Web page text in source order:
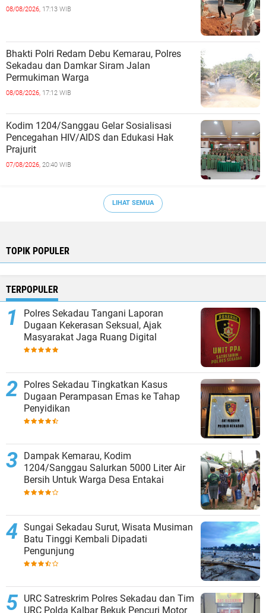
08/08/2026, 17:13 WIB
Bhakti Polri Redam Debu Kemarau, Polres
Sekadau dan Damkar Siram Jalan
Permukiman Warga
08/08/2026, 17:12 WIB
Kodim 1204/Sanggau Gelar Sosialisasi
Pencegahan HIV/AIDS dan Edukasi Hak
Prajurit
07/08/2026, 20:40 WIB
LIHAT SEMUA
TOPIK POPULER
TERPOPULER
Polres Sekadau Tangani Laporan
Dugaan Kekerasan Seksual, Ajak
Masyarakat Jaga Ruang Digital
Polres Sekadau Tingkatkan Kasus
Dugaan Perampasan Emas ke Tahap
Penyidikan
Dampak Kemarau, Kodim
1204/Sanggau Salurkan 5000 Liter Air
Bersih Untuk Warga Desa Entakai
Sungai Sekadau Surut, Wisata Musiman
Batu Tinggi Kembali Dipadati
Pengunjung
URC Satreskrim Polres Sekadau dan Tim
URC Polda Kalbar Bekuk Pencuri Motor